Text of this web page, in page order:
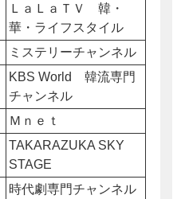
ＬａＬａＴＶ 韓・
華・ライフスタイル
ミステリーチャンネル
KBS World 韓流専門
チャンネル
Ｍｎｅｔ
TAKARAZUKA SKY
STAGE
時代劇専門チャンネル